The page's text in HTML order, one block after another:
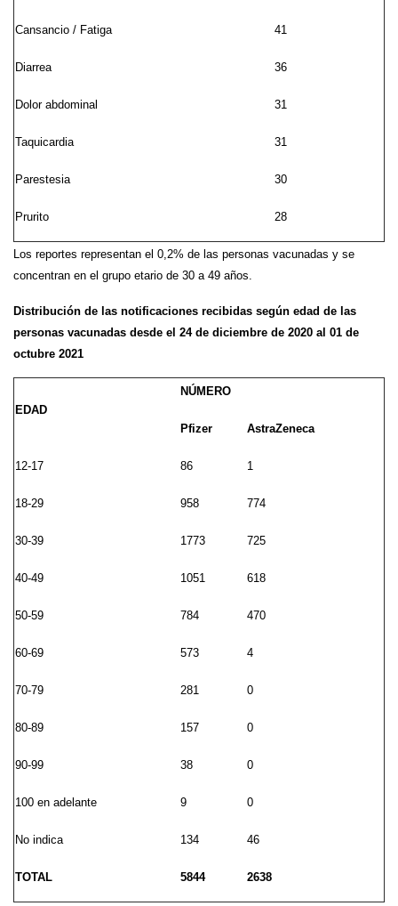
Cansancio / Fatiga 41
Diarrea 36
Dolor abdominal 31
Taquicardia 31
Parestesia 30
Prurito 28
Los reportes representan el 0,2% de las personas vacunadas y se
concentran en el grupo etario de 30 a 49 años.
Distribución de las notificaciones recibidas según edad de las
personas vacunadas desde el 24 de diciembre de 2020 al 01 de
octubre 2021
EDAD
NÚMERO
Pfizer AstraZeneca
12-17 86 1
18-29 958 774
30-39 1773 725
40-49 1051 618
50-59 784 470
60-69 573 4
70-79 281 0
80-89 157 0
90-99 38 0
100 en adelante 9 0
No indica 134 46
TOTAL 5844 2638